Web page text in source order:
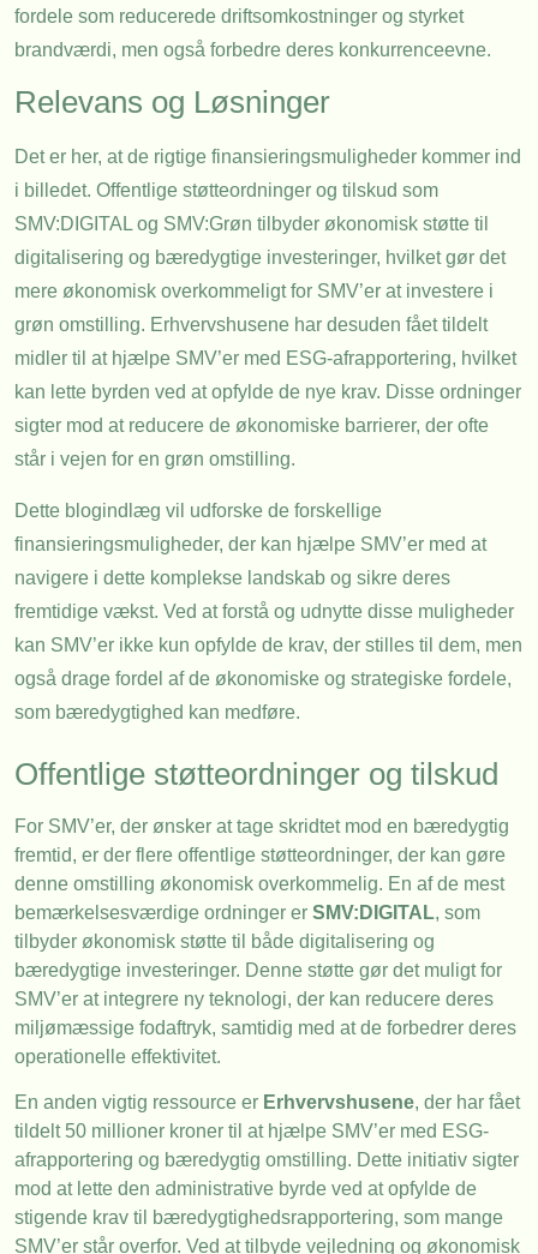
fordele som reducerede driftsomkostninger og styrket
brandværdi, men også forbedre deres konkurrenceevne.
Relevans og Løsninger
Det er her, at de rigtige finansieringsmuligheder kommer ind
i billedet. Offentlige støtteordninger og tilskud som
SMV:DIGITAL og SMV:Grøn tilbyder økonomisk støtte til
digitalisering og bæredygtige investeringer, hvilket gør det
mere økonomisk overkommeligt for SMV’er at investere i
grøn omstilling. Erhvervshusene har desuden fået tildelt
midler til at hjælpe SMV’er med ESG-afrapportering, hvilket
kan lette byrden ved at opfylde de nye krav. Disse ordninger
sigter mod at reducere de økonomiske barrierer, der ofte
står i vejen for en grøn omstilling.
Dette blogindlæg vil udforske de forskellige
finansieringsmuligheder, der kan hjælpe SMV’er med at
navigere i dette komplekse landskab og sikre deres
fremtidige vækst. Ved at forstå og udnytte disse muligheder
kan SMV’er ikke kun opfylde de krav, der stilles til dem, men
også drage fordel af de økonomiske og strategiske fordele,
som bæredygtighed kan medføre.
Offentlige støtteordninger og tilskud
For SMV’er, der ønsker at tage skridtet mod en bæredygtig
fremtid, er der flere offentlige støtteordninger, der kan gøre
denne omstilling økonomisk overkommelig. En af de mest
bemærkelsesværdige ordninger er SMV:DIGITAL, som
tilbyder økonomisk støtte til både digitalisering og
bæredygtige investeringer. Denne støtte gør det muligt for
SMV’er at integrere ny teknologi, der kan reducere deres
miljømæssige fodaftryk, samtidig med at de forbedrer deres
operationelle effektivitet.
En anden vigtig ressource er Erhvervshusene, der har fået
tildelt 50 millioner kroner til at hjælpe SMV’er med ESG-
afrapportering og bæredygtig omstilling. Dette initiativ sigter
mod at lette den administrative byrde ved at opfylde de
stigende krav til bæredygtighedsrapportering, som mange
SMV’er står overfor. Ved at tilbyde vejledning og økonomisk